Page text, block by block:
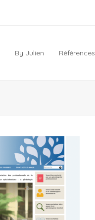
By Julien Références